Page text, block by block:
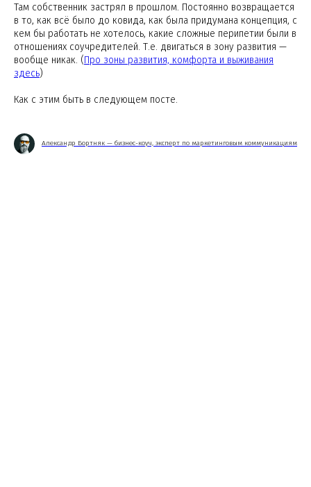
Там собственник застрял в прошлом. Постоянно возвращается
в то, как всё было до ковида, как была придумана концепция, с
кем бы работать не хотелось, какие сложные перипетии были в
отношениях соучредителей. Т.е. двигаться в зону развития —
вообще никак. (Про зоны развития, комфорта и выживания
здесь)
Как с этим быть в следующем посте.
Александр Бортняк — бизнес-коуч, эксперт по маркетинговым коммуникациям